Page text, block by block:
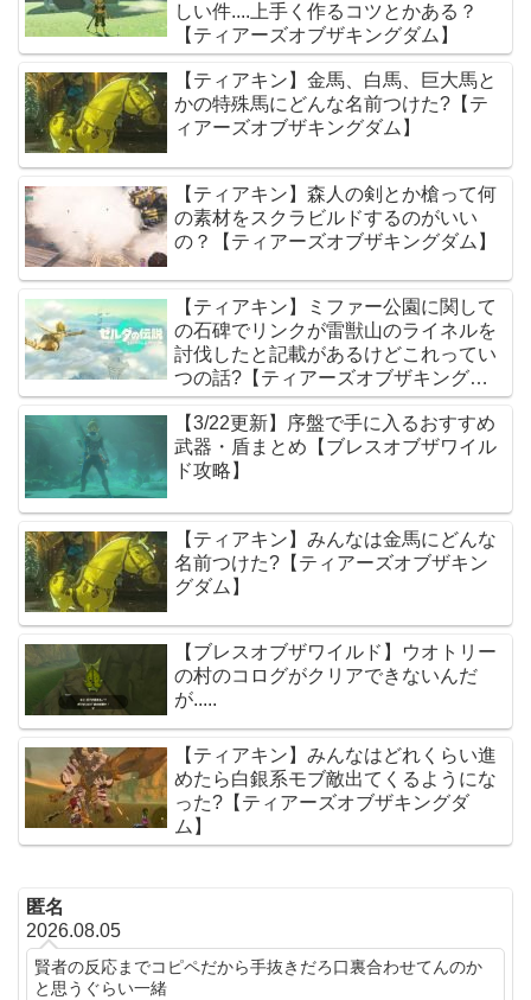
しい件....上手く作るコツとかある？
【ティアーズオブザキングダム】
【ティアキン】金馬、白馬、巨大馬と
かの特殊馬にどんな名前つけた?【テ
ィアーズオブザキングダム】
【ティアキン】森人の剣とか槍って何
の素材をスクラビルドするのがいい
の？【ティアーズオブザキングダム】
【ティアキン】ミファー公園に関して
の石碑でリンクが雷獣山のライネルを
討伐したと記載があるけどこれってい
つの話?【ティアーズオブザキングダ
ム】
【3/22更新】序盤で手に入るおすすめ
武器・盾まとめ【ブレスオブザワイル
ド攻略】
【ティアキン】みんなは金馬にどんな
名前つけた?【ティアーズオブザキン
グダム】
【ブレスオブザワイルド】ウオトリー
の村のコログがクリアできないんだ
が.....
【ティアキン】みんなはどれくらい進
めたら白銀系モブ敵出てくるようにな
った?【ティアーズオブザキングダ
ム】
匿名
2026.08.05
賢者の反応までコピペだから手抜きだろ口裏合わせてんのか
と思うぐらい一緒